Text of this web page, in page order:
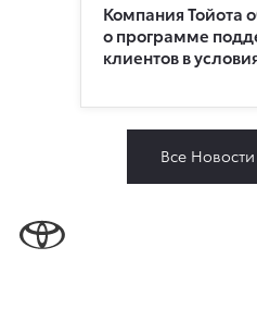
Компания Тойота
о программе
клиентов в
Все